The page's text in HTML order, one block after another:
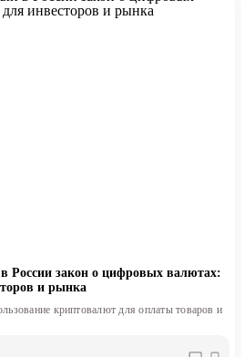
России закон о цифровых валютах:
и рынка
криптовалют для оплаты товаров и